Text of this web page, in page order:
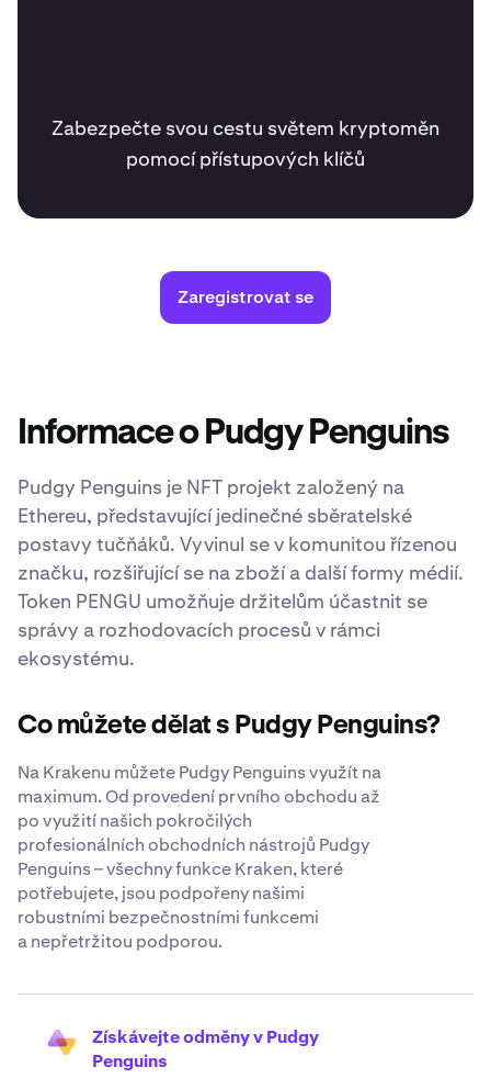
Zabezpečte svou cestu světem kryptoměn
pomocí přístupových klíčů
Zaregistrovat se
Informace o Pudgy Penguins
Pudgy Penguins je NFT projekt založený na
Ethereu, představující jedinečné sběratelské
postavy tučňáků. Vyvinul se v komunitou řízenou
značku, rozšiřující se na zboží a další formy médií.
Token PENGU umožňuje držitelům účastnit se
správy a rozhodovacích procesů v rámci
ekosystému.
Co můžete dělat s Pudgy Penguins?
Na Krakenu můžete Pudgy Penguins využít na
maximum. Od provedení prvního obchodu až
po využití našich pokročilých
profesionálních obchodních nástrojů Pudgy
Penguins – všechny funkce Kraken, které
potřebujete, jsou podpořeny našimi
robustními bezpečnostními funkcemi
a nepřetržitou podporou.
Získávejte odměny v Pudgy
Penguins